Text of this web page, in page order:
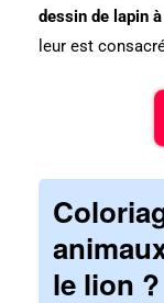
dessin de lapin
leur est
le lion ?